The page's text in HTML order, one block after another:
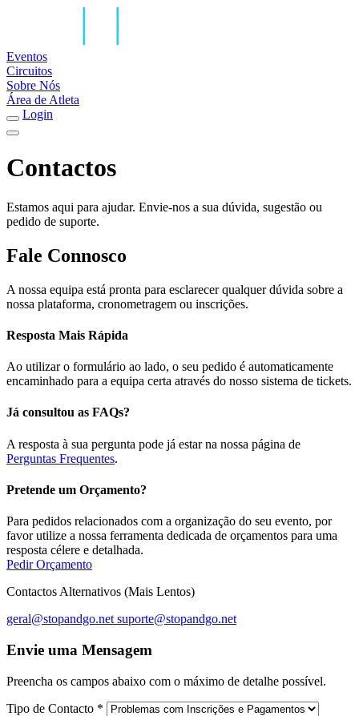
Eventos
Circuitos
Sobre Nós
Área de Atleta
Login
Contactos
Estamos aqui para ajudar. Envie-nos a sua dúvida, sugestão ou
pedido de suporte.
Fale Connosco
A nossa equipa está pronta para esclarecer qualquer dúvida sobre a
nossa plataforma, cronometragem ou inscrições.
Resposta Mais Rápida
Ao utilizar o formulário ao lado, o seu pedido é automaticamente
encaminhado para a equipa certa através do nosso sistema de tickets.
Já consultou as FAQs?
A resposta à sua pergunta pode já estar na nossa página de
Perguntas Frequentes.
Pretende um Orçamento?
Para pedidos relacionados com a organização do seu evento, por
favor utilize a nossa ferramenta dedicada de orçamentos para uma
resposta célere e detalhada.
Pedir Orçamento
Contactos Alternativos (Mais Lentos)
geral@stopandgo.net suporte@stopandgo.net
Envie uma Mensagem
Preencha os campos abaixo com o máximo de detalhe possível.
Tipo de Contacto *